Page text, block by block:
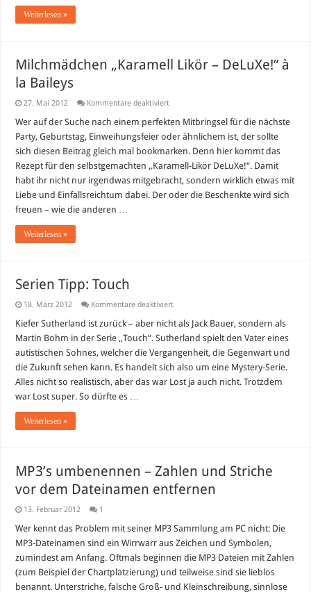
Weiterlesen »
Milchmädchen „Karamell Likör – DeLuXe!“ à
la Baileys
27. Mai 2012 Kommentare deaktiviertfür
„Karamell
–
DeLuXe!“
à
la
Baileys
Wer auf der Suche nach einem perfekten Mitbringsel für die nächste
Party, Geburtstag, Einweihungsfeier oder ähnlichem ist, der sollte
sich diesen Beitrag gleich mal bookmarken. Denn hier kommt das
Rezept für den selbstgemachten „Karamell-Likör DeLuXe!“. Damit
habt ihr nicht nur irgendwas mitgebracht, sondern wirklich etwas mit
Liebe und Einfallsreichtum dabei. Der oder die Beschenkte wird sich
freuen – wie die anderen …
Weiterlesen »
Serien Tipp: Touch
18. März 2012 Kommentare deaktiviertfür
Tipp:
Touch
Kiefer Sutherland ist zurück – aber nicht als Jack Bauer, sondern als
Martin Bohm in der Serie „Touch“. Sutherland spielt den Vater eines
autistischen Sohnes, welcher die Vergangenheit, die Gegenwart und
die Zukunft sehen kann. Es handelt sich also um eine Mystery-Serie.
Alles nicht so realistisch, aber das war Lost ja auch nicht. Trotzdem
war Lost super. So dürfte es …
Weiterlesen »
MP3’s umbenennen – Zahlen und Striche
vor dem Dateinamen entfernen
13. Februar 2012 1
Wer kennt das Problem mit seiner MP3 Sammlung am PC nicht: Die
MP3-Dateinamen sind ein Wirrwarr aus Zeichen und Symbolen,
zumindest am Anfang. Oftmals beginnen die MP3 Dateien mit Zahlen
(zum Beispiel der Chartplatzierung) und teilweise sind sie lieblos
benannt. Unterstriche, falsche Groß- und Kleinschreibung, sinnlose